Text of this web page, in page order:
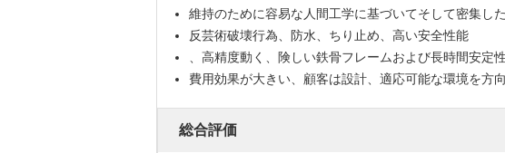
維持のために容易な人間工学に基づいてそして密集し
反芸術破壊行為、防水、ちり止め、高い安全性能
、高精度動く、険しい鉄骨フレームおよび長時間安定
費用効果が大きい、顧客は設計、適応可能な環境を方
総合評価